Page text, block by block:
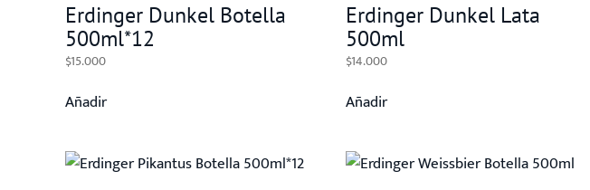
Erdinger Dunkel Botella
500ml*12
$15.000
Añadir
Erdinger Dunkel Lata
500ml
$14.000
Añadir